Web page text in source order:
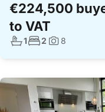
€224,500
to VAT
No. bathrooms:
1No. bedrooms:
2 Photos:
8